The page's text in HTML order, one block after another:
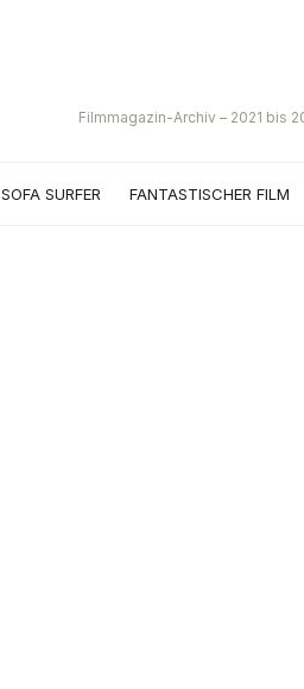
Filmmagazin-Archiv – 2021 bis
SOFA SURFER FANTASTISCHER FILM